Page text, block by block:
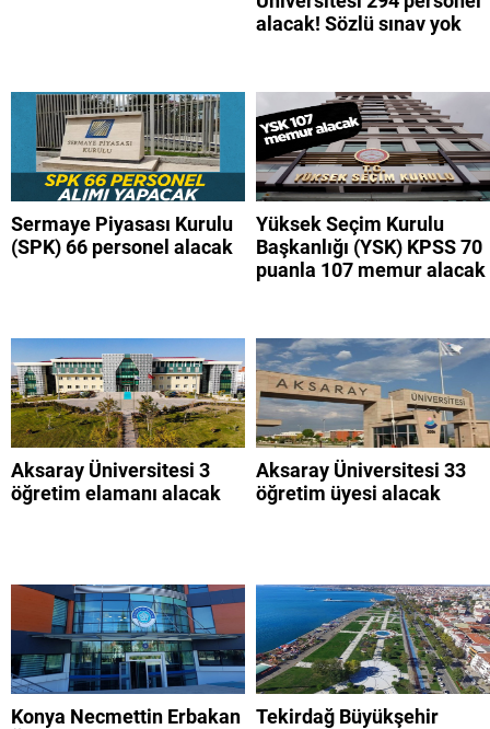
alacak! Sözlü sınav yok
Sermaye Piyasası Kurulu
(SPK) 66 personel alacak
Yüksek Seçim Kurulu
Başkanlığı (YSK) KPSS 70
puanla 107 memur alacak
Aksaray Üniversitesi 3
öğretim elamanı alacak
Aksaray Üniversitesi 33
öğretim üyesi alacak
Konya Necmettin Erbakan
Tekirdağ Büyükşehir